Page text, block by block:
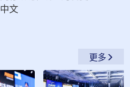
中文
更多